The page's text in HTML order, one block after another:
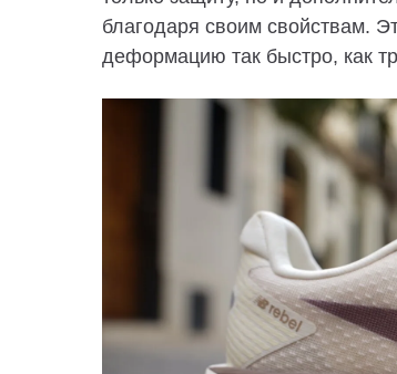
благодаря своим свойствам.
деформацию так быстро, как